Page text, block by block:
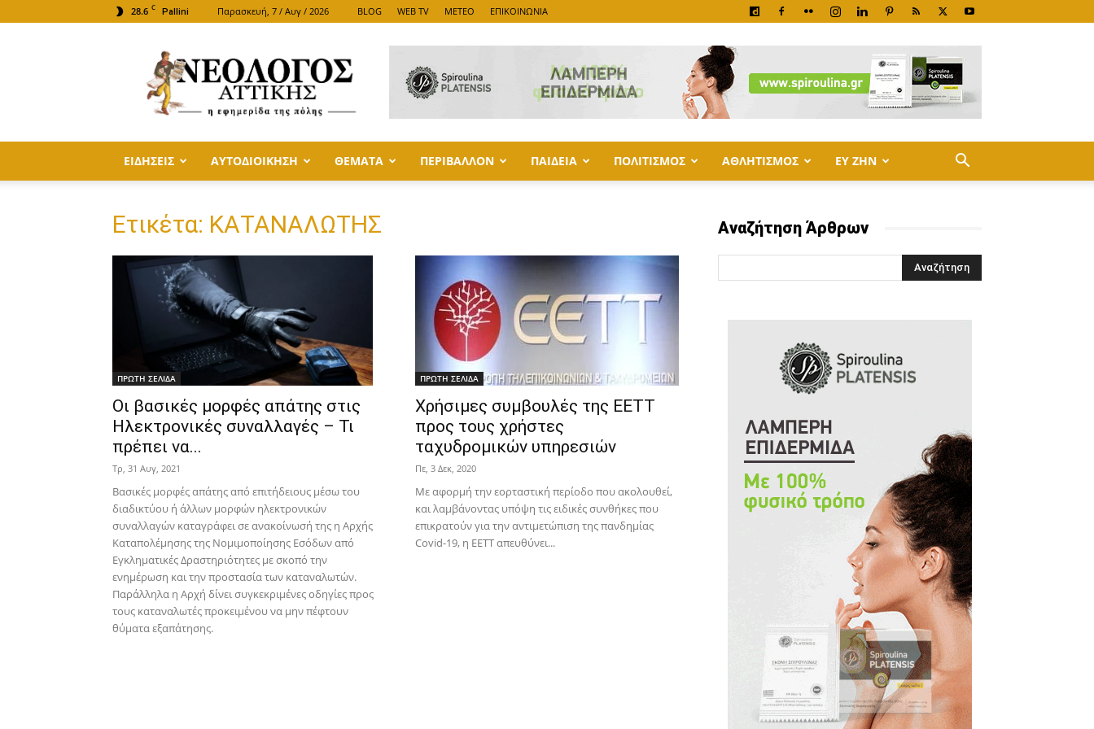
28.6 C Pallini Παρασκευή, 7 / Αυγ / 2026 BLOG WEB TV METEO ΕΠΙΚΟΙΝΩΝΙΑ
ΑΤΤΙΚΗΣ
ΕΙΔΗΣΕΙΣ ΑΥΤΟΔΙΟΙΚΗΣΗ ΘΕΜΑΤΑ ΠΕΡΙΒΑΛΛΟΝ ΠΑΙΔΕΙΑ ΠΟΛΙΤΙΣΜΟΣ ΑΘΛΗΤΙΣΜΟΣ ΕΥ ΖΗΝ
Ετικέτα: ΚΑΤΑΝΑΛΩΤΗΣ
ΠΡΩΤΗ ΣΕΛΙΔΑ
Οι βασικές μορφές απάτης στις
Ηλεκτρονικές συναλλαγές – Τι
πρέπει να...
Τρ, 31 Αυγ, 2021
Βασικές μορφές απάτης από επιτήδειους μέσω του
διαδικτύου ή άλλων μορφών ηλεκτρονικών
συναλλαγών καταγράφει σε ανακοίνωσή της η Αρχής
Καταπολέμησης της Νομιμοποίησης Εσόδων από
Εγκληματικές Δραστηριότητες με σκοπό την
ενημέρωση και την προστασία των καταναλωτών.
Παράλληλα η Αρχή δίνει συγκεκριμένες οδηγίες προς
τους καταναλωτές προκειμένου να μην πέφτουν
θύματα εξαπάτησης.
ΠΡΩΤΗ ΣΕΛΙΔΑ
Χρήσιμες συμβουλές της ΕΕΤΤ
προς τους χρήστες
ταχυδρομικών υπηρεσιών
Πε, 3 Δεκ, 2020
Με αφορμή την εορταστική περίοδο που ακολουθεί,
και λαμβάνοντας υπόψη τις ειδικές συνθήκες που
επικρατούν για την αντιμετώπιση της πανδημίας
Covid-19, η ΕΕΤΤ απευθύνει...
Αναζήτηση Άρθρων